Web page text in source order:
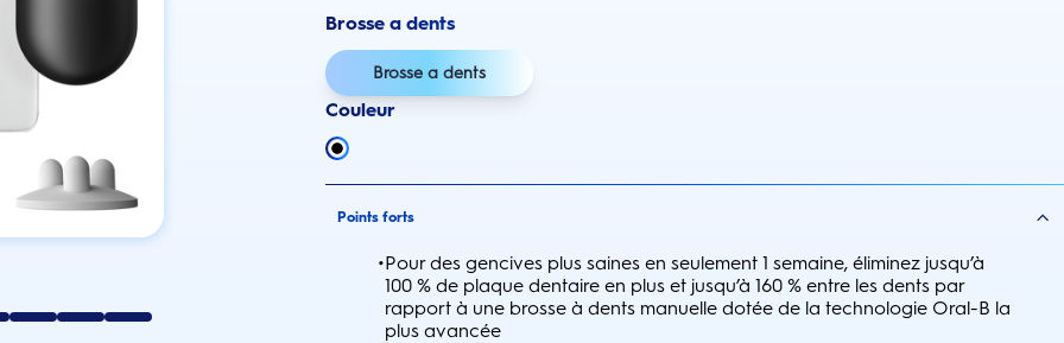
Brosse a dents
Brosse a dents
Couleur
Points forts
•Pour des gencives plus saines en seulement 1 semaine, éliminez jusqu’à
100 % de plaque dentaire en plus et jusqu’à 160 % entre les dents par
rapport à une brosse à dents manuelle dotée de la technologie Oral-B la
plus avancée